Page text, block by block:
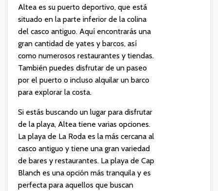
Altea es su puerto deportivo, que está
situado en la parte inferior de la colina
del casco antiguo. Aquí encontrarás una
gran cantidad de yates y barcos, así
como numerosos restaurantes y tiendas.
También puedes disfrutar de un paseo
por el puerto o incluso alquilar un barco
para explorar la costa.
Si estás buscando un lugar para disfrutar
de la playa, Altea tiene varias opciones.
La playa de La Roda es la más cercana al
casco antiguo y tiene una gran variedad
de bares y restaurantes. La playa de Cap
Blanch es una opción más tranquila y es
perfecta para aquellos que buscan